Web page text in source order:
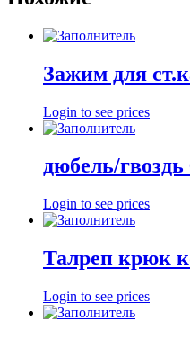
Зажим для
Login to see prices
дюбель/
Login to see prices
Талреп крюк
Login to see prices